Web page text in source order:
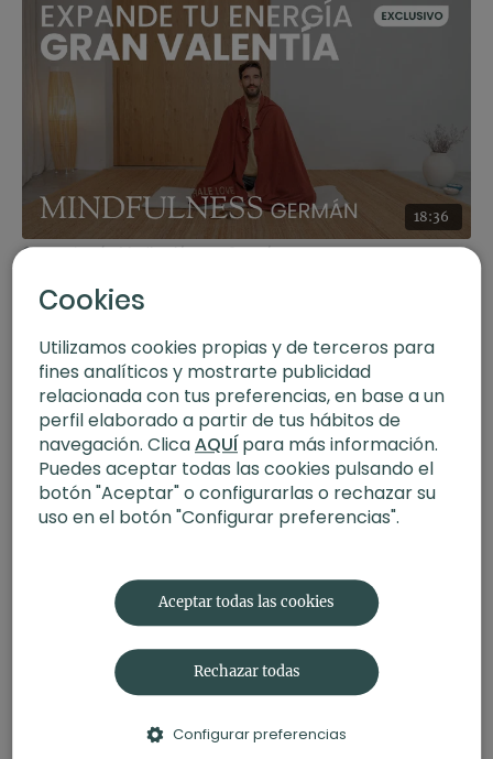
18:36
Gran valentía. Meditación con Germán
Cookies
Utilizamos cookies propias y de terceros para
fines analíticos y mostrarte publicidad
relacionada con tus preferencias, en base a un
perfil elaborado a partir de tus hábitos de
navegación. ClicaAQUÍpara más información.
Puedes aceptar todas las cookies pulsando el
botón "Aceptar" o configurarlas o rechazar su
uso en el botón "Configurar preferencias".
Aceptar todas las cookies
Rechazar todas
Configurar preferencias